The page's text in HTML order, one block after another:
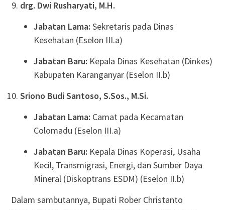
drg. Dwi Rusharyati, M.H.
Jabatan Lama: Sekretaris pada Dinas
Kesehatan (Eselon III.a)
Jabatan Baru: Kepala Dinas Kesehatan (Dinkes)
Kabupaten Karanganyar (Eselon II.b)
Sriono Budi Santoso, S.Sos., M.Si.
Jabatan Lama: Camat pada Kecamatan
Colomadu (Eselon III.a)
Jabatan Baru: Kepala Dinas Koperasi, Usaha
Kecil, Transmigrasi, Energi, dan Sumber Daya
Mineral (Diskoptrans ESDM) (Eselon II.b)
Dalam sambutannya, Bupati Rober Christanto